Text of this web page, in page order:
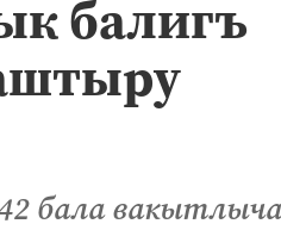
балигъ
бала вакытлыча